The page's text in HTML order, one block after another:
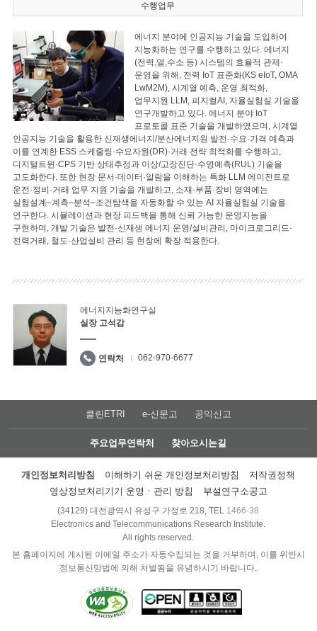
수행업무
에너지 분야에 인공지능 기술을 도입하여
지능화하는 연구를 수행하고 있다. 에너지
(전력,열,수소 등) 시스템의 효율적 관제·
운영을 위해, 전력 IoT 표준화(KS eIoT, OMA
LwM2M), 시계열 예측, 운영 최적화,
업무지원 LLM, 피지컬AI, 자율실험실 기술을
연구개발하고 있다. 에너지 분야 IoT
프로토콜 표준 기술을 개발하였으며, 시계열
인공지능 기술을 활용한 신재생에너지/분산에너지원 발전·수요·가격 예측과
이를 연계한 ESS 스케줄링·수요자원(DR)·거래 전략 최적화를 수행하고,
디지털트윈·CPS 기반 상태추정과 이상/고장진단·수명예측(RUL) 기술을
고도화한다. 또한 현장 문서·데이터·알람을 이해하는 특화 LLM 에이전트로
운전·정비·거래 업무 지원 기술을 개발하고, 소재·부품·장비 영역에는
실험설계–계측–분석–조건탐색을 자동화할 수 있는 AI 자율실험실 기술을
연구한다. 시뮬레이션과 현장 피드백을 통해 신뢰 가능한 운영지능을
구현하며, 개발 기술은 발전·신재생 에너지 운영/설비관리, 마이크로그리드·
전력거래, 철도·산업설비 관리 등 현장에 확장 적용한다.
에너지지능화연구실
실장 고석갑
연락처 062-970-6677
클린ETRI e-신문고 공익신고
주요업무연락처 찾아오시는길
개인정보처리방침 이해하기 쉬운 개인정보처리방침
저작권정책
영상정보처리기기 운영ㆍ관리 방침
부설연구소공고
(34129) 대전광역시 유성구 가정로 218, TEL 1466-38
Electronics and Telecommunications Research Institute.
All rights reserved.
본 홈페이지에 게시된 이메일 주소가 자동수집되는 것을 거부하며, 이를 위반시
정보통신망법에 의해 처벌됨을 유념하시기 바랍니다.